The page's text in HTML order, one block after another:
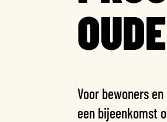
Voor bewoners
een bijeenkomst